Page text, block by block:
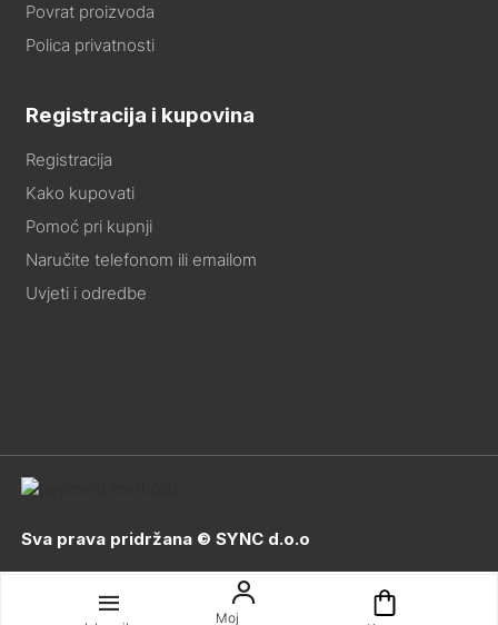
Moj
Povrat proizvoda
Polica privatnosti
Registracija i kupovina
Registracija
Kako kupovati
Pomoć pri kupnji
Naručite telefonom ili emailom
Uvjeti i odredbe
Sva prava pridržana © SYNC d.o.o